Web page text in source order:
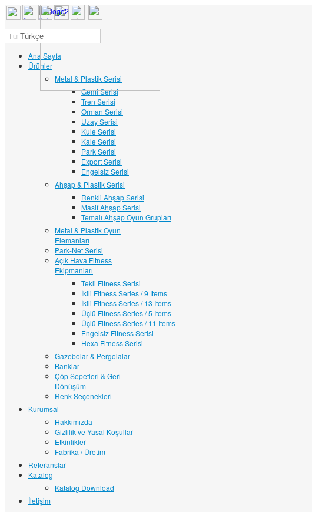
Türkçe
Ana Sayfa
Ürünler
Metal & Plastik Serisi
Gemi Serisi
Tren Serisi
Orman Serisi
Uzay Serisi
Kule Serisi
Kale Serisi
Park Serisi
Export Serisi
Engelsiz Serisi
Ahşap & Plastik Serisi
Renkli Ahşap Serisi
Masif Ahşap Serisi
Temalı Ahşap Oyun Grupları
Metal & Plastik Oyun
Elemanları
Park-Net Serisi
Açık Hava Fitness
Ekipmanları
Tekli Fitness Serisi
İkili Fitness Series / 9 Items
İkili Fitness Series / 13 Items
Üçlü Fitness Series / 5 Items
Üçlü Fitness Series / 11 Items
Engelsiz Fitness Serisi
Hexa Fitness Serisi
Gazebolar & Pergolalar
Banklar
Çöp Sepetleri & Geri
Dönüşüm
Renk Seçenekleri
Kurumsal
Hakkımızda
Gizlilik ve Yasal Koşullar
Etkinlikler
Fabrika / Üretim
Referanslar
Katalog
Katalog Download
İletişim